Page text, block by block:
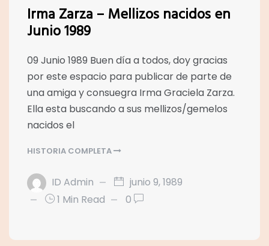
Irma Zarza – Mellizos nacidos en
Junio 1989
09 Junio 1989 Buen día a todos, doy gracias
por este espacio para publicar de parte de
una amiga y consuegra Irma Graciela Zarza.
Ella esta buscando a sus mellizos/gemelos
nacidos el
HISTORIA COMPLETA
ID Admin
junio 9, 1989
1 Min Read
0